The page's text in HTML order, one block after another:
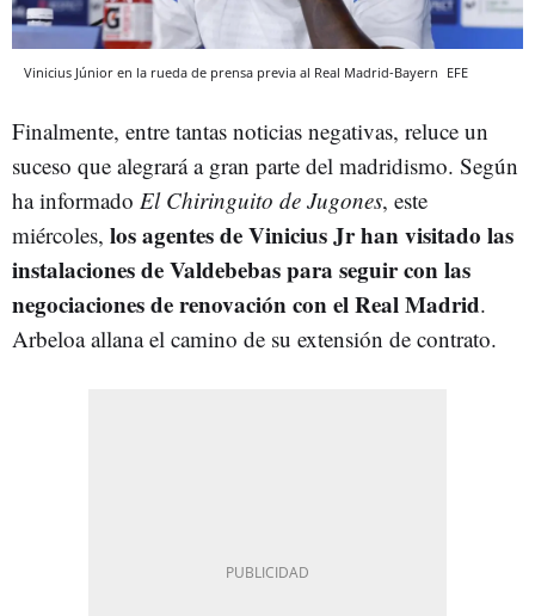
Vinicius Júnior en la rueda de prensa previa al Real Madrid-Bayern EFE
Finalmente, entre tantas noticias negativas, reluce un
suceso que alegrará a gran parte del madridismo. Según
ha informado El Chiringuito de Jugones, este
miércoles, los agentes de Vinicius Jr han visitado las
instalaciones de Valdebebas para seguir con las
negociaciones de renovación con el Real Madrid.
Arbeloa allana el camino de su extensión de contrato.